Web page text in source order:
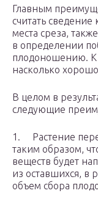
Главным
считать
места среза,
в определении
плодоношению. К
насколько
В целом в
следующие
1. Растение
таким образом,
веществ будет
из оставшихся, в
объем сбора